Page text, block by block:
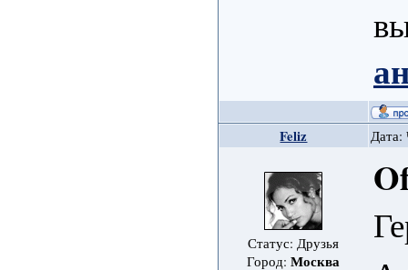
Feliz Дата:
Статус: Друзья
Город:Москва